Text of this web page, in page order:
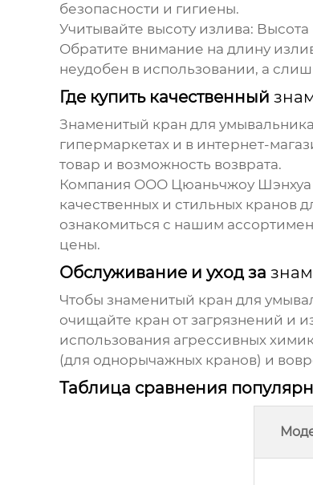
безопасности и гигиены.
Учитывайте высоту излива: Высота
Обратите внимание на длину
неудобен в использовании, а
Где купить качественный
Знаменитый кран для
гипермаркетах и в интернет-
товар и возможность возврата.
Компания ООО Цюаньчжоу Шэнхуа
качественных и стильных кранов
ознакомиться с нашим
цены.
Обслуживание и уход за
Чтобы знаменитый кран для
очищайте кран от загрязнений и
использования агрессивных
(для однорычажных кранов) и
Таблица сравнения